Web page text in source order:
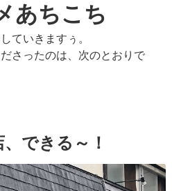
あちこち
ていきますぅ。
さったのは、次のとおりで
できる～！